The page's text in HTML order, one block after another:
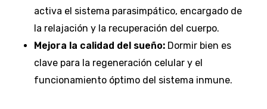
activa el sistema parasimpático, encargado de
la relajación y la recuperación del cuerpo.
Mejora la calidad del sueño:Dormir bien es
clave para la regeneración celular y el
funcionamiento óptimo del sistema inmune.